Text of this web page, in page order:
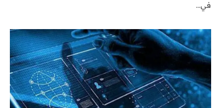
في…